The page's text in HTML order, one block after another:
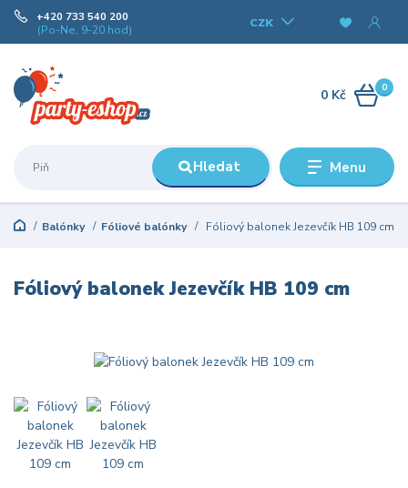
Menu
CZK
Hledat
+420 733 540 200
(Po-Ne, 9-20 hod)
0
0 Kč
Balónky Fóliové balónky Fóliový balonek Jezevčík HB 109 cm
Fóliový balonek Jezevčík HB 109 cm